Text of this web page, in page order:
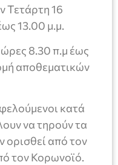
Τετάρτη 16
13.00 μ.μ.
8.30 π.μ έως
αποθεματικών
κατά
να τηρούν τα
ορισθεί από τον
τον Κορωνοϊό.